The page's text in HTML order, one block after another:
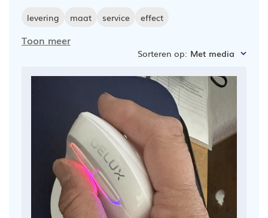
levering maat service effect
Toon meer
Sorteren op: Met media